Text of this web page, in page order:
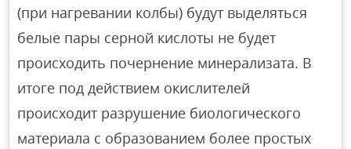
(при нагревании колбы) будут выделяться
белые пары серной кислоты не будет
происходить почернение минерализата. В
итоге под действием окислителей
происходит разрушение биологического
материала с образованием более простых